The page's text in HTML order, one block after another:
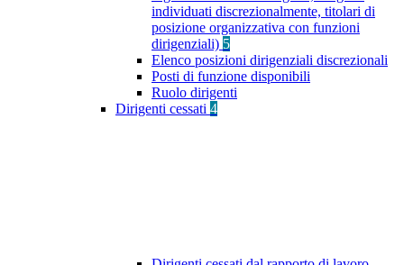
individuati discrezionalmente, titolari di
posizione organizzativa con funzioni
dirigenziali) 5
Elenco posizioni dirigenziali discrezionali
Posti di funzione disponibili
Ruolo dirigenti
Dirigenti cessati 4